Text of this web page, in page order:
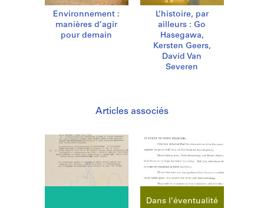
Environnement :
manières d’agir
pour demain
L’histoire, par
ailleurs : Go
Hasegawa,
Kersten Geers,
David Van
Severen
Articles associés
Dans l’éven­tualité